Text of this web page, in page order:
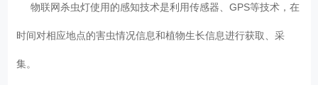
物联网杀虫灯使用的感知技术是利用传感器、GPS等技术，在
时间对相应地点的害虫情况信息和植物生长信息进行获取、采
集。